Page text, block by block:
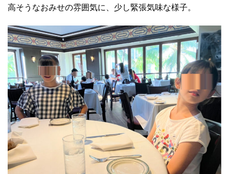
高そうなおみせの雰囲気に、少し緊張気味な様子。